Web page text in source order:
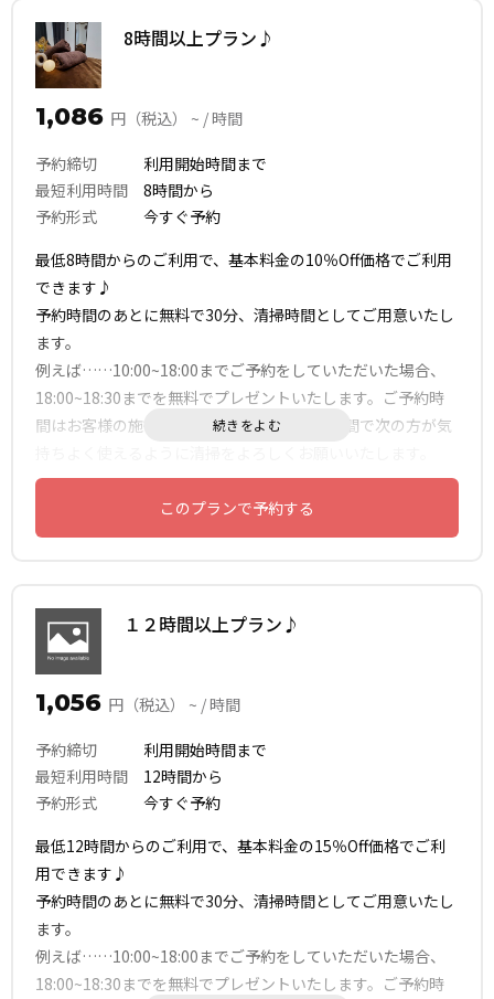
8時間以上プラン♪
1,086 円（税込） ~ / 時間
予約締切 利用開始時間まで
最短利用時間 8時間から
予約形式 今すぐ予約
最低8時間からのご利用で、基本料金の10％Off価格でご利用
できます♪
予約時間のあとに無料で30分、清掃時間としてご用意いたし
ます。
例えば……10:00~18:00までご予約をしていただいた場合、
18:00~18:30までを無料でプレゼントいたします。ご予約時
間はお客様の施術に、その後のプレゼント時間で次の方が気
このプランで予約する
１２時間以上プラン♪
1,056 円（税込） ~ / 時間
予約締切 利用開始時間まで
最短利用時間 12時間から
予約形式 今すぐ予約
最低12時間からのご利用で、基本料金の15％Off価格でご利
用できます♪
予約時間のあとに無料で30分、清掃時間としてご用意いたし
ます。
例えば……10:00~18:00までご予約をしていただいた場合、
18:00~18:30までを無料でプレゼントいたします。ご予約時